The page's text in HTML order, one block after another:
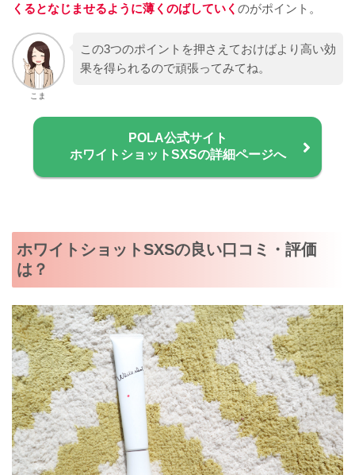
くるとなじませるように薄くのばしていく のがポイント。
こま
この3つのポイントを押さえておけばより高い効
果を得られるので頑張ってみてね。
POLA公式サイト
ホワイトショットSXSの詳細ページへ
ホワイトショットSXSの良い口コミ・評価
は？